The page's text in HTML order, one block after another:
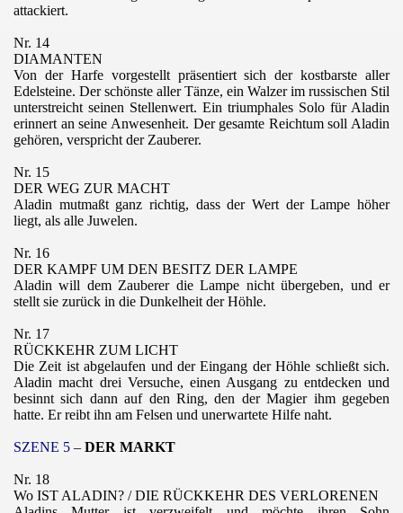
attackiert.
Nr. 14
DIAMANTEN
Von der Harfe vorgestellt präsentiert sich der kostbarste aller
Edelsteine. Der schönste aller Tänze, ein Walzer im russischen Stil
unterstreicht seinen Stellenwert. Ein triumphales Solo für Aladin
erinnert an seine Anwesenheit. Der gesamte Reichtum soll Aladin
gehören, verspricht der Zauberer.
Nr. 15
DER WEG ZUR MACHT
Aladin mutmaßt ganz richtig, dass der Wert der Lampe höher
liegt, als alle Juwelen.
Nr. 16
DER KAMPF UM DEN BESITZ DER LAMPE
Aladin will dem Zauberer die Lampe nicht übergeben, und er
stellt sie zurück in die Dunkelheit der Höhle.
Nr. 17
RÜCKKEHR ZUM LICHT
Die Zeit ist abgelaufen und der Eingang der Höhle schließt sich.
Aladin macht drei Versuche, einen Ausgang zu entdecken und
besinnt sich dann auf den Ring, den der Magier ihm gegeben
hatte. Er reibt ihn am Felsen und unerwartete Hilfe naht.
SZENE 5 – DER MARKT
Nr. 18
Wo IST ALADIN? / DIE RÜCKKEHR DES VERLORENEN